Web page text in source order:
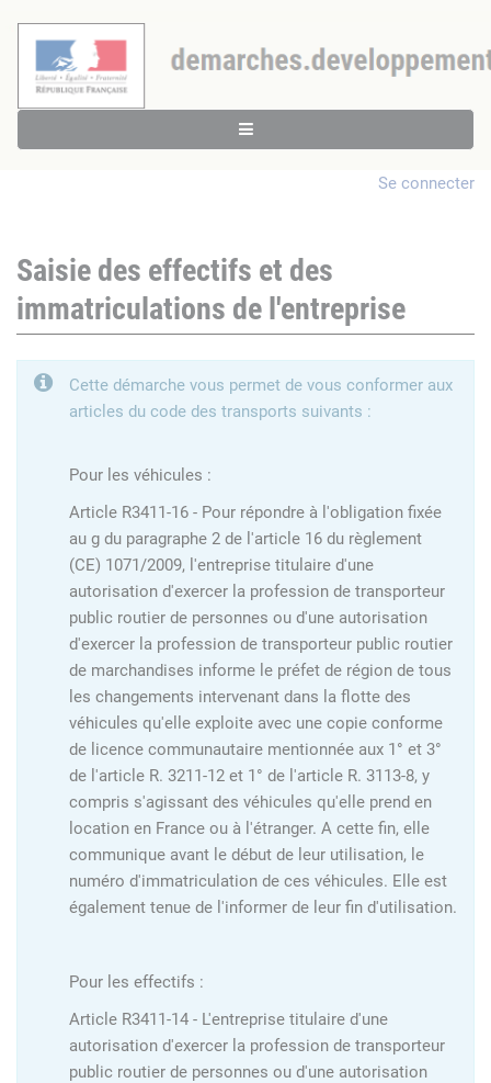
Se connecter
Saisie des effectifs et des
immatriculations de l'entreprise
Cette démarche vous permet de vous conformer aux
articles du code des transports suivants :
Pour les véhicules :
Article R3411-16 - Pour répondre à l'obligation fixée
au g du paragraphe 2 de l'article 16 du règlement
(CE) 1071/2009, l'entreprise titulaire d'une
autorisation d'exercer la profession de transporteur
public routier de personnes ou d'une autorisation
d'exercer la profession de transporteur public routier
de marchandises informe le préfet de région de tous
les changements intervenant dans la flotte des
véhicules qu'elle exploite avec une copie conforme
de licence communautaire mentionnée aux 1° et 3°
de l'article R. 3211-12 et 1° de l'article R. 3113-8, y
compris s'agissant des véhicules qu'elle prend en
location en France ou à l'étranger. A cette fin, elle
communique avant le début de leur utilisation, le
numéro d'immatriculation de ces véhicules. Elle est
également tenue de l'informer de leur fin d'utilisation.
Pour les effectifs :
Article R3411-14 - L'entreprise titulaire d'une
autorisation d'exercer la profession de transporteur
public routier de personnes ou d'une autorisation